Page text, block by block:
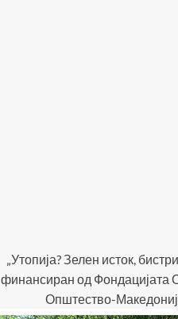
„Утопија? Зелен исток,
финансиран од Фондацијата
Општество-